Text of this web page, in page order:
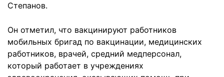
Степанов.
Он отметил, что вакцинируют работников
мобильных бригад по вакцинации, медицинских
работников, врачей, средний медперсонал,
который работает в учреждениях